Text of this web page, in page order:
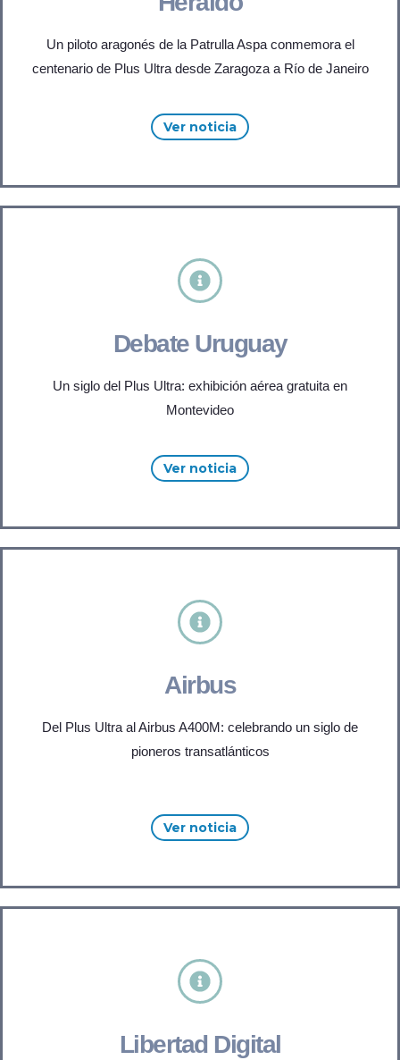
Un piloto aragonés de la Patrulla Aspa conmemora el
centenario de Plus Ultra desde Zaragoza a Río de Janeiro
Ver noticia
Debate Uruguay
Un siglo del Plus Ultra: exhibición aérea gratuita en
Montevideo
Ver noticia
Airbus
Del Plus Ultra al Airbus A400M: celebrando un siglo de
pioneros transatlánticos
Ver noticia
Libertad Digital